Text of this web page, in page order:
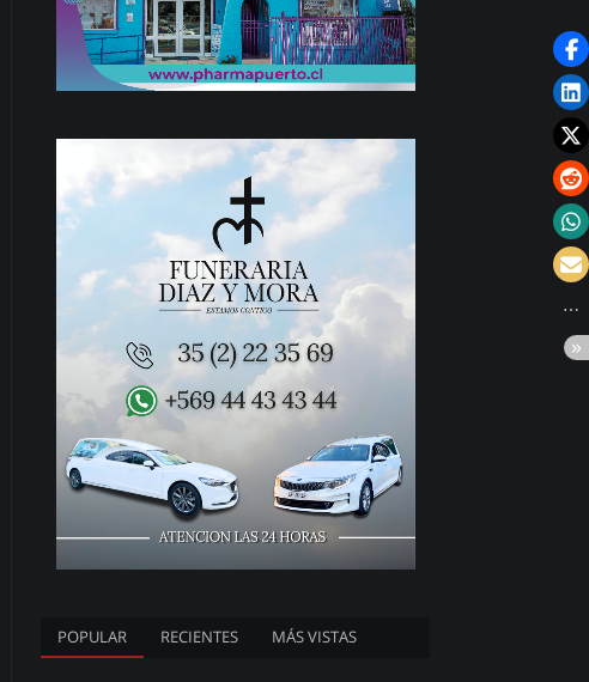
POPULAR RECIENTES MÁS VISTAS